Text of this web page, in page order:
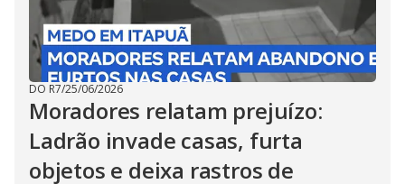
DO R7/25/06/2026
Moradores relatam prejuízo:
Ladrão invade casas, furta
objetos e deixa rastros de